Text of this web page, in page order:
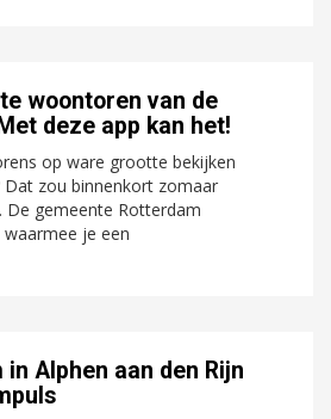
woontoren van de
deze app kan het!
op ware grootte bekijken
zou binnenkort zomaar
De gemeente Rotterdam
je een
Alphen aan den Rijn